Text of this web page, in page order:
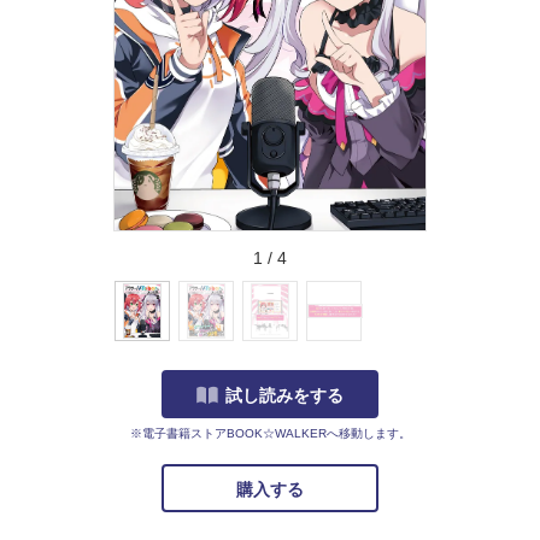
1 / 4
試し読みをする
※電子書籍ストアBOOK☆WALKERへ移動します。
購入する